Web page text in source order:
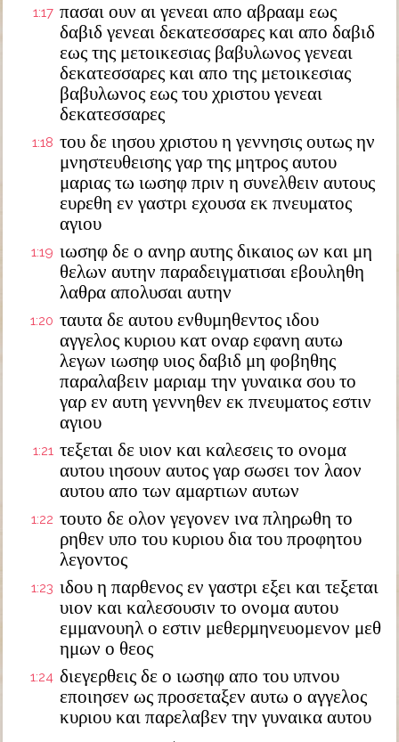
1:17 πασαι ουν αι γενεαι απο αβρααμ εως
δαβιδ γενεαι δεκατεσσαρες και απο δαβιδ
εως της μετοικεσιας βαβυλωνος γενεαι
δεκατεσσαρες και απο της μετοικεσιας
βαβυλωνος εως του χριστου γενεαι
δεκατεσσαρες
1:18 του δε ιησου χριστου η γεννησις ουτως ην
μνηστευθεισης γαρ της μητρος αυτου
μαριας τω ιωσηφ πριν η συνελθειν αυτους
ευρεθη εν γαστρι εχουσα εκ πνευματος
αγιου
1:19 ιωσηφ δε ο ανηρ αυτης δικαιος ων και μη
θελων αυτην παραδειγματισαι εβουληθη
λαθρα απολυσαι αυτην
1:20 ταυτα δε αυτου ενθυμηθεντος ιδου
αγγελος κυριου κατ οναρ εφανη αυτω
λεγων ιωσηφ υιος δαβιδ μη φοβηθης
παραλαβειν μαριαμ την γυναικα σου το
γαρ εν αυτη γεννηθεν εκ πνευματος εστιν
αγιου
1:21 τεξεται δε υιον και καλεσεις το ονομα
αυτου ιησουν αυτος γαρ σωσει τον λαον
αυτου απο των αμαρτιων αυτων
1:22 τουτο δε ολον γεγονεν ινα πληρωθη το
ρηθεν υπο του κυριου δια του προφητου
λεγοντος
1:23 ιδου η παρθενος εν γαστρι εξει και τεξεται
υιον και καλεσουσιν το ονομα αυτου
εμμανουηλ ο εστιν μεθερμηνευομενον μεθ
ημων ο θεος
1:24 διεγερθεις δε ο ιωσηφ απο του υπνου
εποιησεν ως προσεταξεν αυτω ο αγγελος
κυριου και παρελαβεν την γυναικα αυτου